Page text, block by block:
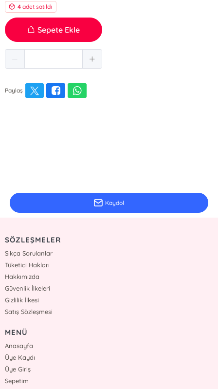
4 adet satıldı
Sepete Ekle
Paylaş
Kaydol
SÖZLEŞMELER
Sıkça Sorulanlar
Tüketici Hakları
Hakkımızda
Güvenlik İlkeleri
Gizlilik İlkesi
Satış Sözleşmesi
MENÜ
Anasayfa
Üye Kaydı
Üye Giriş
Sepetim